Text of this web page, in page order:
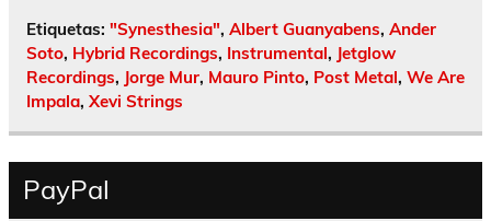
Etiquetas: "Synesthesia", Albert Guanyabens, Ander
Soto, Hybrid Recordings, Instrumental, Jetglow
Recordings, Jorge Mur, Mauro Pinto, Post Metal, We Are
Impala, Xevi Strings
PayPal